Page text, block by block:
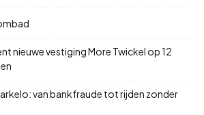
nieuwe vestiging More Twickel op 12
van bankfraude tot rijden zonder